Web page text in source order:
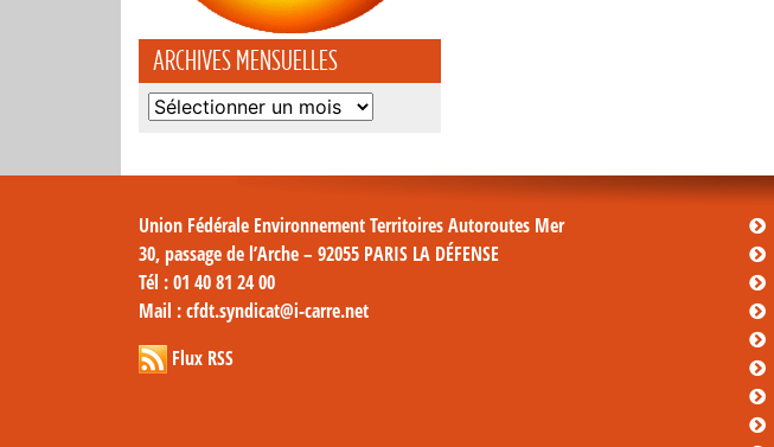
ARCHIVES MENSUELLES
Archives
Union Fédérale Environnement Territoires Autoroutes Mer
30, passage de l’Arche – 92055 PARIS LA DÉFENSE
Tél : 01 40 81 24 00
Mail : cfdt.syndicat@i-carre.net
Flux RSS